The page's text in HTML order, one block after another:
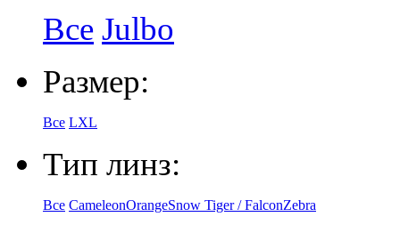
Все Julbo
Размер:
Все LXL
Тип линз:
Все CameleonOrangeSnow Tiger / FalconZebra